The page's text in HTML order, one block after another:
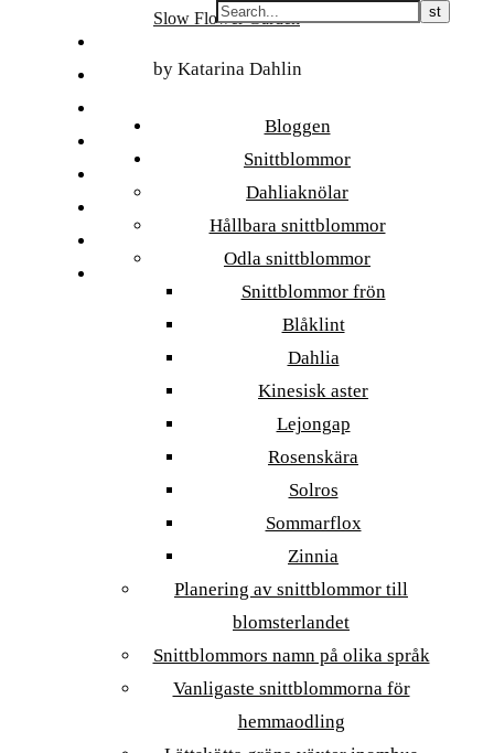
Slow Flower Garden
by Katarina Dahlin
Bloggen
Snittblommor
Dahliaknölar
Hållbara snittblommor
Odla snittblommor
Snittblommor frön
Blåklint
Dahlia
Kinesisk aster
Lejongap
Rosenskära
Solros
Sommarflox
Zinnia
Planering av snittblommor till
blomsterlandet
Snittblommors namn på olika språk
Vanligaste snittblommorna för
hemmaodling